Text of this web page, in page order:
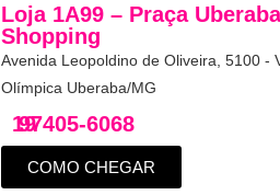
Loja 1A99 – Praça Uberaba
Shopping
Avenida Leopoldino de Oliveira, 5100 -
Olímpica Uberaba/MG
19
97405-6068
COMO CHEGAR